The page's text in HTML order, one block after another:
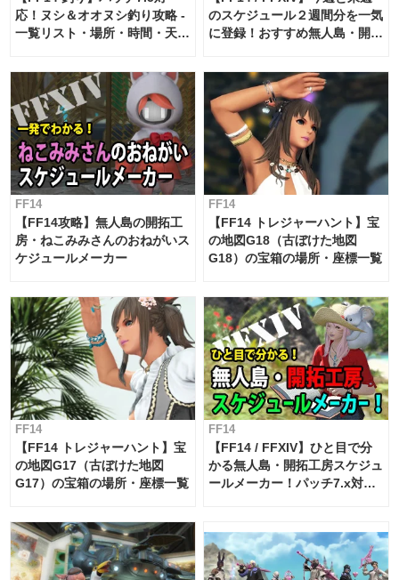
応！ヌシ＆オオヌシ釣り攻略 -
一覧リスト・場所・時間・天
のスケジュール２週間分を一気
に登録！おすすめ無人島・開拓
対応 / 毎週更新中】
FF14
【FF14攻略】無人島の開拓工
房・ねこみみさんのおねがいス
ケジュールメーカー
FF14
【FF14 トレジャーハント】宝
の地図G18（古ぼけた地図
G18）の宝箱の場所・座標一覧
FF14
【FF14 トレジャーハント】宝
の地図G17（古ぼけた地図
G17）の宝箱の場所・座標一覧
FF14
【FF14 / FFXIV】ひと目で分
かる無人島・開拓工房スケジュ
ールメーカー！パッチ7.x対応